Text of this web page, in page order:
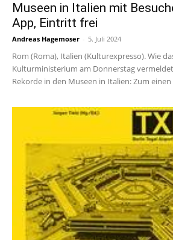
Museen in Italien mit
App, Eintritt frei
Andreas Hagemoser - 5. Juli 2024
Rom (Roma), Italien (Kulturexpresso). Wie
Kulturministerium am Donnerstag
Rekorde in den Museen in Italien: Zum einen